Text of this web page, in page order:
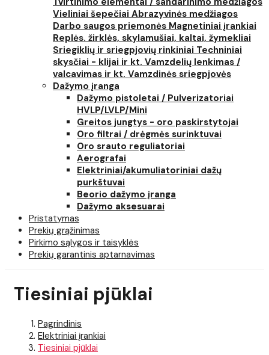
Vieliniai šepečiai Abrazyvinės medžiagos
Darbo saugos priemonės Magnetiniai įrankiai
Replės. žirklės, skylamušiai, kaltai, žymekliai
Sriegiklių ir sriegpjovių rinkiniai Techniniai
skysčiai - klijai ir kt. Vamzdelių lenkimas /
valcavimas ir kt. Vamzdinės sriegpjovės
Dažymo įranga
Dažymo pistoletai / Pulverizatoriai
HVLP/LVLP/Mini
Greitos jungtys - oro paskirstytojai
Oro filtrai / drėgmės surinktuvai
Oro srauto reguliatoriai
Aerografai
Elektriniai/akumuliatoriniai dažų
purkštuvai
Beorio dažymo įranga
Dažymo aksesuarai
Pristatymas
Prekių grąžinimas
Pirkimo sąlygos ir taisyklės
Prekių garantinis aptarnavimas
Tiesiniai pjūklai
Pagrindinis
Elektriniai įrankiai
Tiesiniai pjūklai